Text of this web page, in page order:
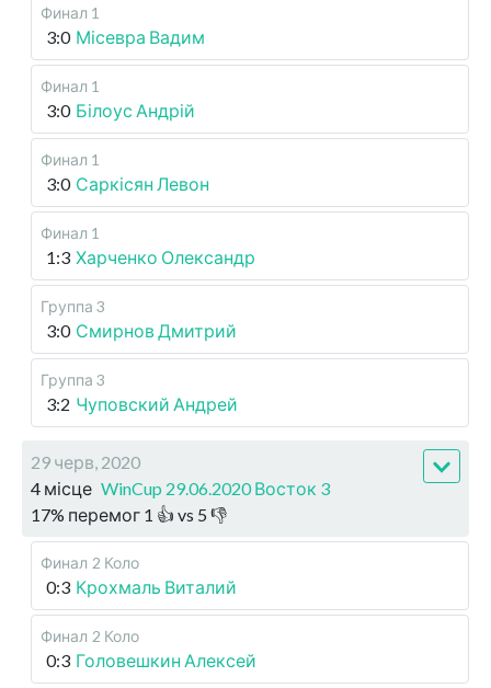
Финал 1
3:0 Місевра Вадим
Финал 1
3:0 Білоус Андрій
Финал 1
3:0 Саркісян Левон
Финал 1
1:3 Харченко Олександр
Группа 3
3:0 Смирнов Дмитрий
Группа 3
3:2 Чуповский Андрей
29 черв, 2020
4 місце WinCup 29.06.2020 Восток 3
17% перемог 1 👍 vs 5 👎
Финал 2 Коло
0:3 Крохмаль Виталий
Финал 2 Коло
0:3 Головешкин Алексей